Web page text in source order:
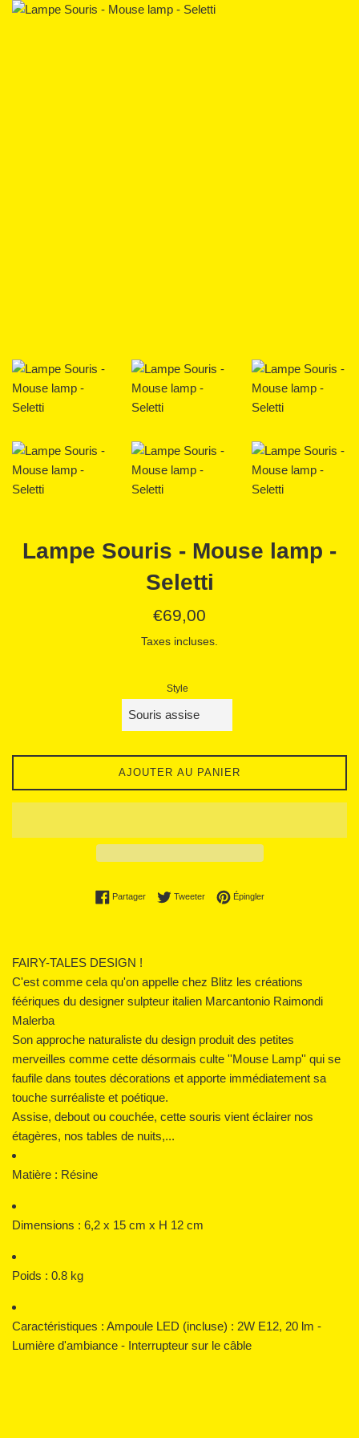
Lampe Souris - Mouse lamp -
Seletti
Prix
€69,00
Taxes incluses.
Style
AJOUTER AU PANIER
PartagerPartager sur Facebook
TweeterTweeter sur Twitter
ÉpinglerÉpingler sur Pinterest
FAIRY-TALES DESIGN !
C'est comme cela qu'on appelle chez Blitz les créations
féériques du designer sulpteur italien Marcantonio Raimondi
Malerba
Son approche naturaliste du design produit des petites
merveilles comme cette désormais culte ''Mouse Lamp'' qui se
faufile dans toutes décorations et apporte immédiatement sa
touche surréaliste et poétique.
Assise, debout ou couchée, cette souris vient éclairer nos
étagères, nos tables de nuits,...
Matière : Résine
Dimensions : 6,2 x 15 cm x H 12 cm
Poids : 0.8 kg
Caractéristiques : Ampoule LED (incluse) : 2W E12, 20 lm -
Lumière d'ambiance - Interrupteur sur le câble